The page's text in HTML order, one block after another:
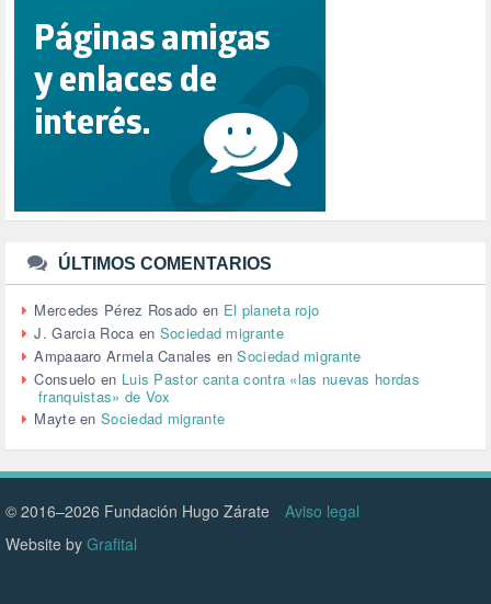
RELIGIÓN (114)
REPUBLICA (1)
SALUD (108)
SENSIBILIZACIÓN (576)
SINDICATOS (12)
TTIP (6)
URBANISMO (1)
URBANIZACIÓN (1)
VEJEZ (1)
VENEZUELA (3)
VENEZULA (1)
VIAJES (1)
VIOLENCIA (2)
VIOLENCIA DE GÉNERO (223)
VIVIENDA (9)
VOLODIMIR ZELENSKY (1)
ÚLTIMOS COMENTARIOS
Mercedes Pérez Rosado en El planeta rojo
J. Garcia Roca en Sociedad migrante
Ampaaaro Armela Canales enSociedad migrante
Consuelo en Luis Pastor canta contra «las nuevas hordas
franquistas» de Vox
MayteenSociedad migrante
© 2016–2026 Fundación Hugo Zárate
Aviso legal
Website by Grafital